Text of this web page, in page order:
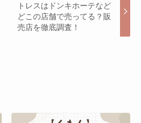
トレスはドンキホーテなど
どこの店舗で売ってる？販
売店を徹底調査！